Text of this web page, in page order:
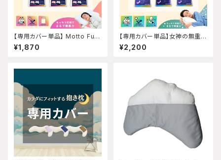
【専用カバー単品】 Motto Fuw
aMochi専用カバー ※まくら
本体は付属しません
¥1,870
【専用カバー単品】女神の無重力
抱き枕MottoFuwaMochi 抱
き枕本体は付属しません
¥2,200